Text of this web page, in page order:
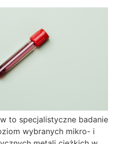
to specjalistyczne badanie
wybranych mikro- i